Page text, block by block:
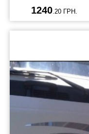
1240 .20 ГРН.